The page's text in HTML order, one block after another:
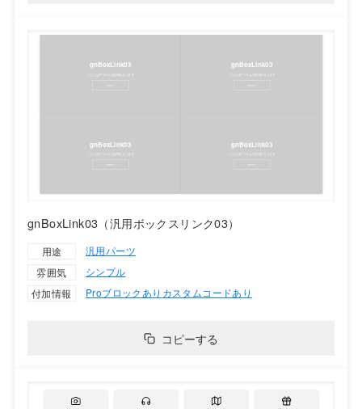
gnBoxLink03（汎用ボックスリンク03）
用途
汎用パーツ
雰囲気
シンプル
付加情報
Proブロックあり カスタムコードあり
コピーする